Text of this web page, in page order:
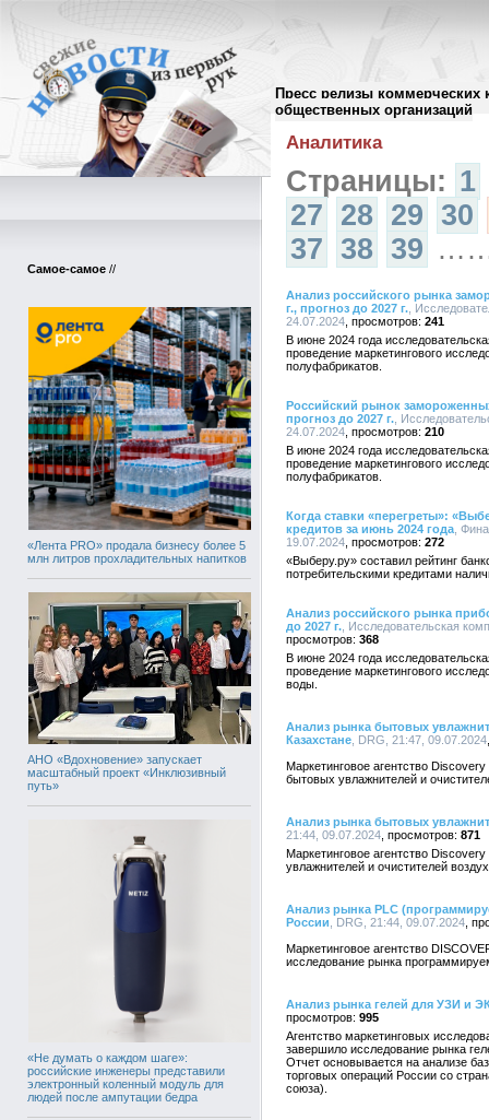
Пресс релизы коммерческих
общественных организаций
Самое-самое //
«Лента PRO» продала бизнесу более 5
млн литров прохладительных напитков
АНО «Вдохновение» запускает
масштабный проект «Инклюзивный
путь»
«Не думать о каждом шаге»:
российские инженеры представили
электронный коленный модуль для
людей после ампутации бедра
Архив пресс-релизов//
Аналитика
Страницы: 1
27 28 29 30
37 38 39
Анализ российского рынка
г., прогноз до 2027 г. ,
24.07.2024
241
В июне 2024 года
проведение маркетингового
полуфабрикатов.
Российский рынок
прогноз до 2027 г. ,
24.07.2024
210
В июне 2024 года
проведение маркетингового
полуфабрикатов.
Когда ставки «перегреты»:
кредитов за июнь 2024 года ,
19.07.2024
272
«Выберу.ру» составил рейтинг
потребительскими кредитами
Анализ российского рынка
до 2027 г. , Исследовательская
368
В июне 2024 года
проведение маркетингового
воды.
Анализ рынка бытовых
Казахстане , DRG, 21:47, 09.07.2024
Маркетинговое агентство
бытовых увлажнителей и
Анализ рынка бытовых
21:44, 09.07.2024
871
Маркетинговое агентство
увлажнителей и очистителей
Анализ рынка PLC
России , DRG, 21:44, 09.07.2024
Маркетинговое агентство
исследование рынка
Анализ рынка гелей для УЗИ и
995
Агентство маркетинговых
завершило исследование рынка
Отчет основывается на анализе
торговых операций России со
союза).